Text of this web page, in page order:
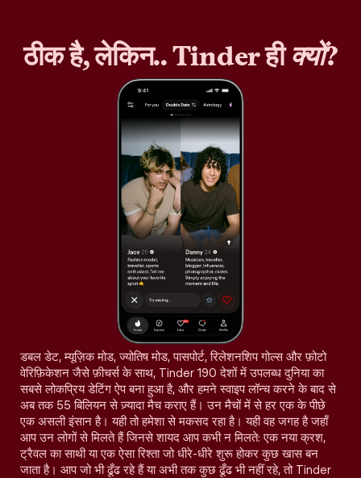
ठीक है, लेकिन.. Tinder हीक्यों?
डबल डेट, म्यूज़िक मोड, ज्योतिष मोड, पासपोर्ट, रिलेशनशिप गोल्स और फ़ोटो
वेरिफ़िकेशन जैसे फ़ीचर्स के साथ, Tinder 190 देशों में उपलब्ध दुनिया का
सबसे लोकप्रिय डेटिंग ऐप बना हुआ है, और हमने स्वाइप लॉन्च करने के बाद से
अब तक 55 बिलियन से ज़्यादा मैच कराए हैं। उन मैचों में से हर एक के पीछे
एक असली इंसान है। यही तो हमेशा से मकसद रहा है। यही वह जगह है जहाँ
आप उन लोगों से मिलते हैं जिनसे शायद आप कभी न मिलते: एक नया क्रश,
ट्रैवल का साथी या एक ऐसा रिश्ता जो धीरे-धीरे शुरू होकर कुछ खास बन
जाता है। आप जो भी ढूँढ रहे हैं या अभी तक कुछ ढूँढ भी नहीं रहे, तो Tinder